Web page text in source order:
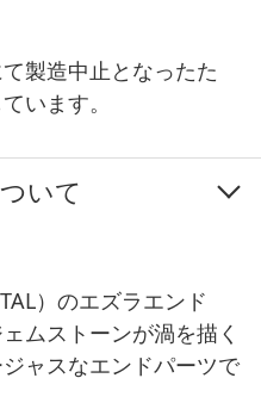
製造中止となったた
います。
いて
）のエズラエンド
ムストーンが渦を描く
ャスなエンドパーツで